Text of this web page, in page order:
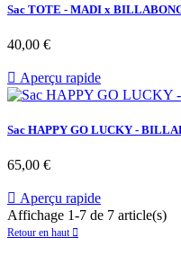
Sac TOTE - MADI x
Prix
40,00 €
 Aperçu rapide
Sac HAPPY GO LUCKY -
Prix
65,00 €
 Aperçu rapide
Affichage 1-7 de 7 article(s)
Retour en haut 